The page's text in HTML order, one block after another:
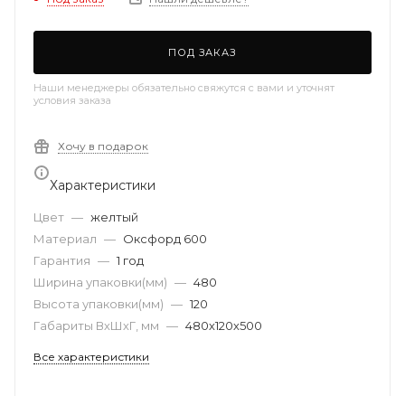
ПОД ЗАКАЗ
Наши менеджеры обязательно свяжутся с вами и уточнят
условия заказа
Хочу в подарок
Характеристики
Цвет — желтый
Материал — Оксфорд 600
Гарантия — 1 год
Ширина упаковки(мм) — 480
Высота упаковки(мм) — 120
Габариты ВхШхГ, мм — 480х120х500
Все характеристики